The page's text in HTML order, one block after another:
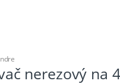
nerezový na